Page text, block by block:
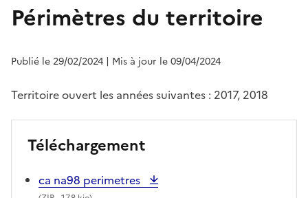
Périmètres du territoire
Publié le 29/02/2024 | Mis à jour le 09/04/2024
Territoire ouvert les années suivantes : 2017, 2018
Téléchargement
ca na98 perimetres